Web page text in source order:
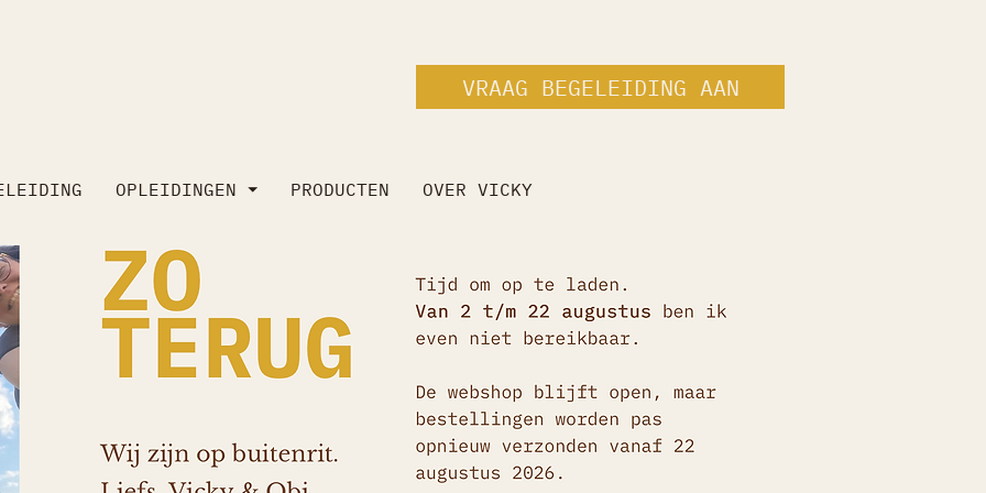
VRAAG BEGELEIDING AAN
OPLEIDINGEN ⏷ PRODUCTEN OVER VICKY